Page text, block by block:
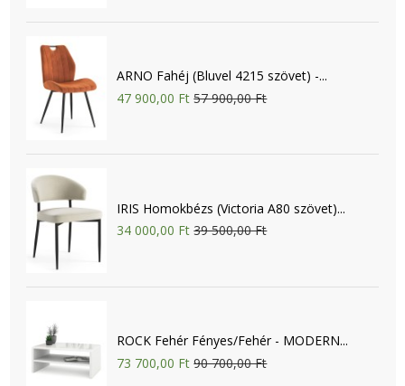
ARNO Fahéj (Bluvel 4215 szövet) -...
47 900,00 Ft 57 900,00 Ft
IRIS Homokbézs (Victoria A80 szövet)...
34 000,00 Ft 39 500,00 Ft
ROCK Fehér Fényes/Fehér - MODERN...
73 700,00 Ft 90 700,00 Ft